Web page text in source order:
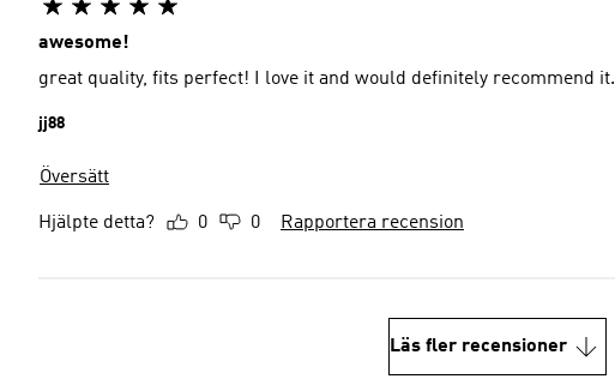
awesome!
great quality, fits perfect! I love it and would definitely recommend it.
jj88
Översätt
Hjälpte detta? 0 0 Rapportera recension
Läs fler recensioner